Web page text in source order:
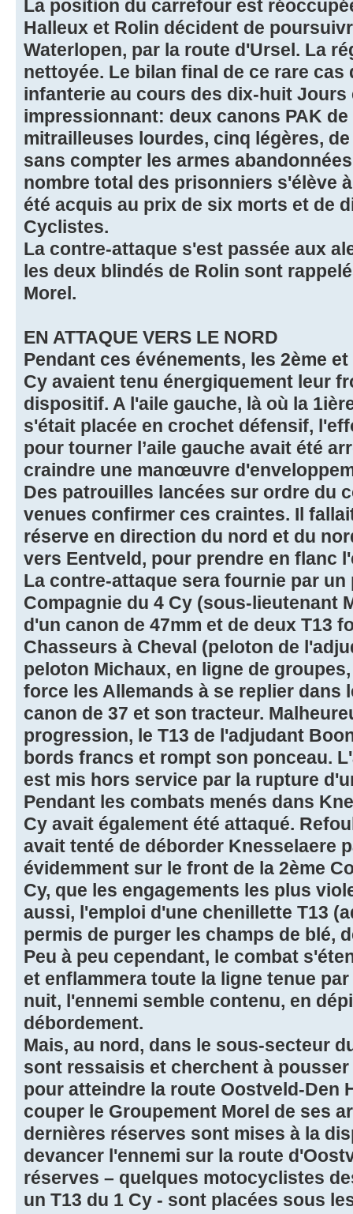
La position du carrefour est
Halleux et Rolin décident de
Waterlopen, par la route d'Ursel. La
nettoyée. Le bilan final de ce rare
infanterie au cours des dix-huit Jours
impressionnant: deux canons PAK
mitrailleuses lourdes, cinq légères,
sans compter les armes
nombre total des prisonniers s'élève
été acquis au prix de six morts et de
Cyclistes.
La contre-attaque s'est passée aux
les deux blindés de Rolin sont
Morel.
EN ATTAQUE VERS LE NORD
Pendant ces événements, les 2ème
Cy avaient tenu énergiquement leur
dispositif. A l'aile gauche, là où la
s'était placée en crochet défensif,
pour tourner l’aile gauche avait été
craindre une manœuvre
Des patrouilles lancées sur ordre du
venues confirmer ces craintes. Il
réserve en direction du nord et du
vers Eentveld, pour prendre en flanc
La contre-attaque sera fournie par un
Compagnie du 4 Cy (sous-lieutenant
d'un canon de 47mm et de deux T13
Chasseurs à Cheval (peloton de
peloton Michaux, en ligne de
force les Allemands à se replier dans
canon de 37 et son tracteur.
progression, le T13 de l'adjudant
bords francs et rompt son ponceau.
est mis hors service par la rupture
Pendant les combats menés dans
Cy avait également été attaqué.
avait tenté de déborder Knesselaere
évidemment sur le front de la 2ème
Cy, que les engagements les plus
aussi, l'emploi d'une chenillette T13
permis de purger les champs de blé,
Peu à peu cependant, le combat
et enflammera toute la ligne tenue par
nuit, l'ennemi semble contenu, en
débordement.
Mais, au nord, dans le sous-secteur
sont ressaisis et cherchent à
pour atteindre la route Oostveld-Den
couper le Groupement Morel de ses
dernières réserves sont mises à la
devancer l'ennemi sur la route
réserves – quelques motocyclistes
un T13 du 1 Cy - sont placées sous